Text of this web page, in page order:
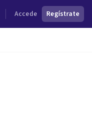
Accede Regístrate